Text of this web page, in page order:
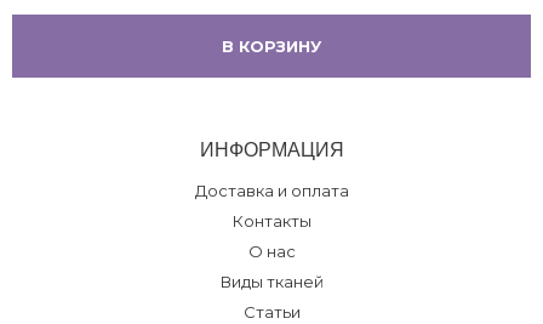
В КОРЗИНУ
ИНФОРМАЦИЯ
Доставка и оплата
Контакты
О нас
Виды тканей
Статьи